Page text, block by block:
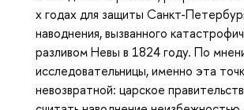
х годах для защиты Санкт-
наводнения, вызванного
разливом Невы в 1824 году. По
исследовательницы, именно эта
невозвратной: царское